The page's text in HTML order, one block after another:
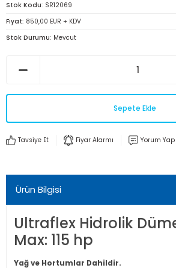
Stok Kodu SR12069
Fiyat 850,00 EUR + KDV
Stok Durumu Mevcut
Sepete Ekle
Tavsiye Et Fiyar Alarmı Yorum Yap
Ürün Bilgisi
Ultraflex Hidrolik
Max: 115 hp
Yağ ve Hortumlar Dahildir.